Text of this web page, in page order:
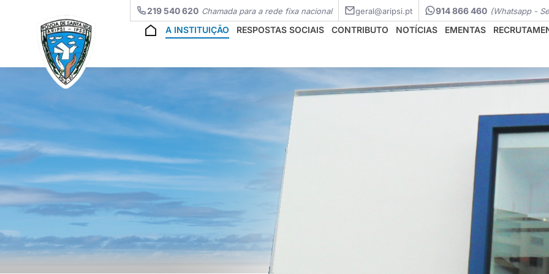
219 540 620 Chamada para a rede fixa nacional geral@aripsi.pt 914 866 460 (Whatsapp -
A INSTITUIÇÃO RESPOSTAS SOCIAIS CONTRIBUTO NOTÍCIAS EMENTAS